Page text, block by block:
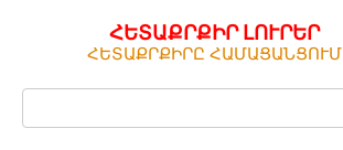
ՀԵՏԱՔՐՔԻՐ ԼՈՒՐԵՐ
ՀԵՏԱՔՐՔԻՐԸ ՀԱՄԱՑԱՆՑՈՒՄ
Поиск: